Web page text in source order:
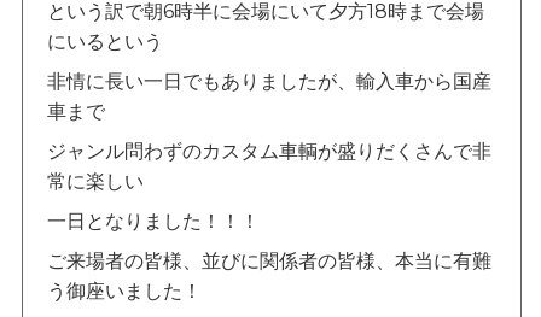
という訳で朝6時半に会場にいて夕方18時まで会場
にいるという
非情に長い一日でもありましたが、輸入車から国産
車まで
ジャンル問わずのカスタム車輌が盛りだくさんで非
常に楽しい
一日となりました！！！
ご来場者の皆様、並びに関係者の皆様、本当に有難
う御座いました！